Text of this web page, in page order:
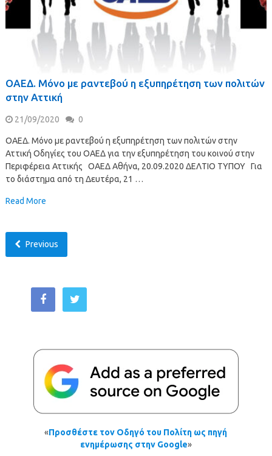
ΟΑΕΔ. Μόνο με ραντεβού η εξυπηρέτηση των πολιτών
στην Αττική
21/09/2020 0
ΟΑΕΔ. Μόνο με ραντεβού η εξυπηρέτηση των πολιτών στην
Αττική Οδηγίες του ΟΑΕΔ για την εξυπηρέτηση του κοινού στην
Περιφέρεια Αττικής ΟΑΕΔ Αθήνα, 20.09.2020 ΔΕΛΤΙΟ ΤΥΠΟΥ Για
το διάστημα από τη Δευτέρα, 21 …
Read More
Previous
«Προσθέστε τον Οδηγό του Πολίτη ως πηγή
ενημέρωσης στην Google»